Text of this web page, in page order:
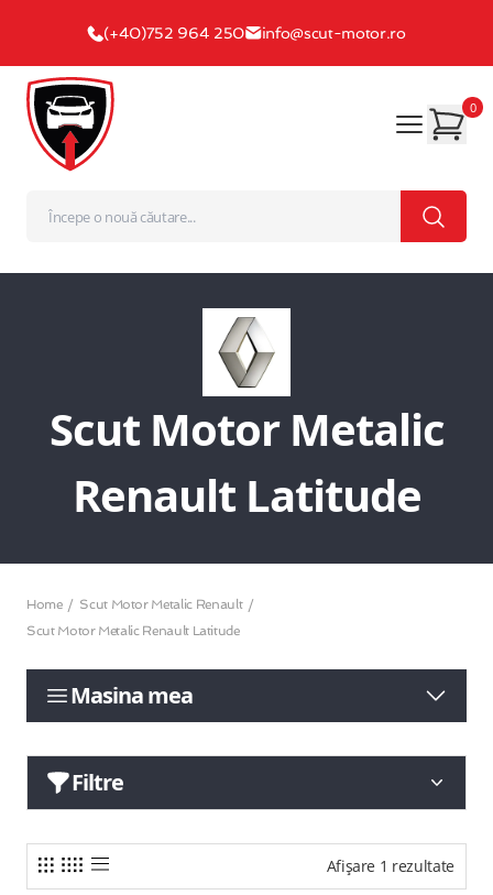
(+40)752 964 250 info@scut-motor.ro
0
Scut Motor Metalic
Renault Latitude
Home
Scut Motor Metalic Renault
Scut Motor Metalic Renault Latitude
Masina mea
Filtre
Afișare 1 rezultate